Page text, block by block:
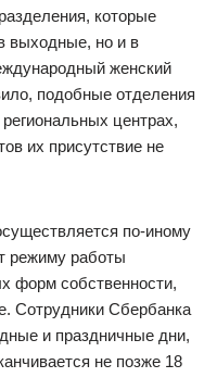
которые
выходные, но и в
женский
подобные отделения
центрах,
их присутствие не
по-иному
режиму работы
форм собственности,
Сотрудники Сбербанка
и праздничные дни,
не позже 18